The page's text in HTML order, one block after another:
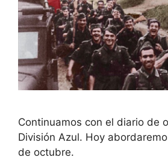
Continuamos con el diario de
División Azul. Hoy
de octubre.